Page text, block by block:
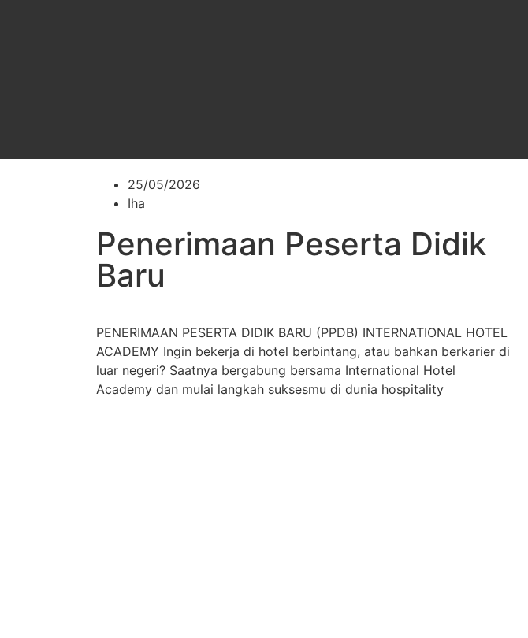
25/05/2026
Iha
Penerimaan Peserta Didik
Baru
PENERIMAAN PESERTA DIDIK BARU (PPDB) INTERNATIONAL HOTEL
ACADEMY Ingin bekerja di hotel berbintang, atau bahkan berkarier di
luar negeri? Saatnya bergabung bersama International Hotel
Academy dan mulai langkah suksesmu di dunia hospitality